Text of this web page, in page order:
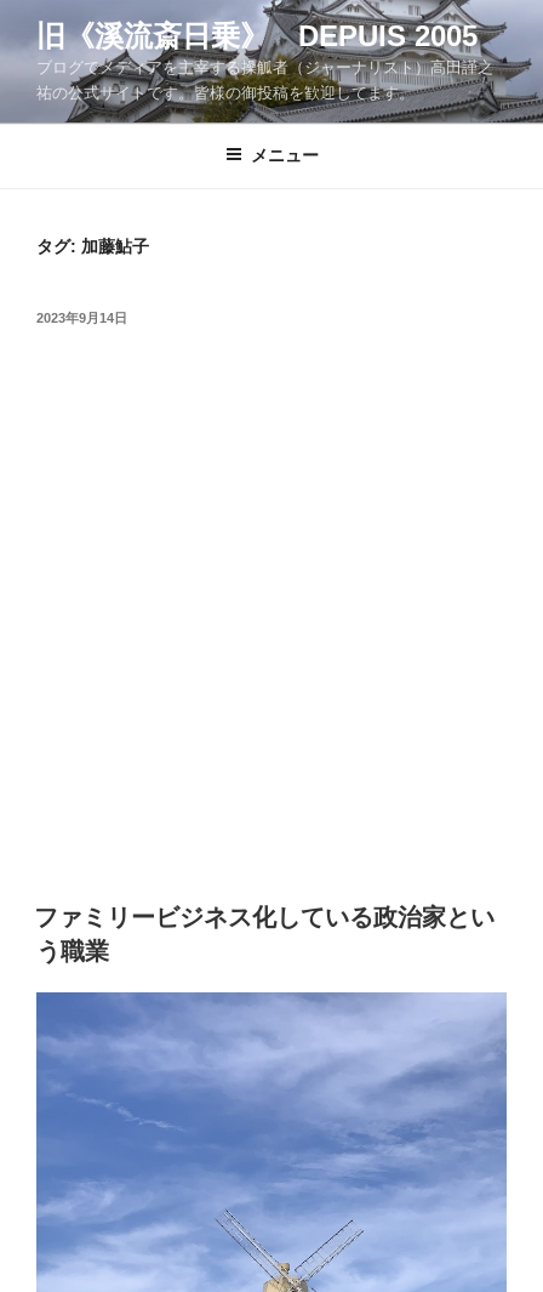
ツ
旧《溪流斎日乗》 DEPUIS 2005
ブログでメディアを主宰する操觚者（ジャーナリスト）高田謹之
祐の公式サイトです。皆様の御投稿を歓迎してます。
メニュー
タグ: 加藤鮎子
投
2023年9月14日
ファミリービジネス化している政治家とい
う職業